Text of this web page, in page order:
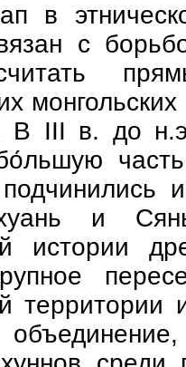
в
с
В III в. до
и
истории
территории